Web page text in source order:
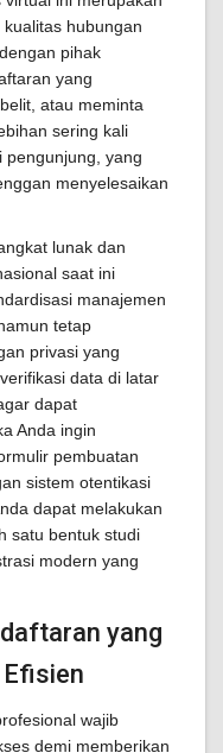
hubungan
pihak
yang
atau meminta
sering kali
pengunjung, yang
menyelesaikan
lunak dan
saat ini
manajemen
tetap
privasi yang
data di latar
dapat
Anda ingin
pembuatan
sistem otentikasi
dapat melakukan
satu bentuk studi
modern yang
yang
Efisien
wajib
demi memberikan